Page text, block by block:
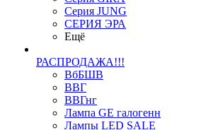
Серия JUNG
СЕРИЯ ЭРА
Ещё
РАСПРОДАЖА!!!
ВбБШВ
ВВГ
ВВГнг
Лампа GE галогенн
Лампы LED SALE